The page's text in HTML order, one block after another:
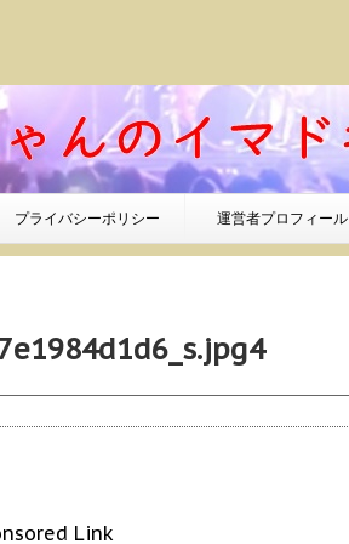
プライバシーポリシー 運営者プロフィール
Link